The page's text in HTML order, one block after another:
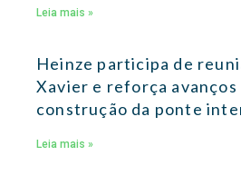
Leia mais »
Heinze participa de
Xavier e reforça avanços
construção da ponte
Leia mais »